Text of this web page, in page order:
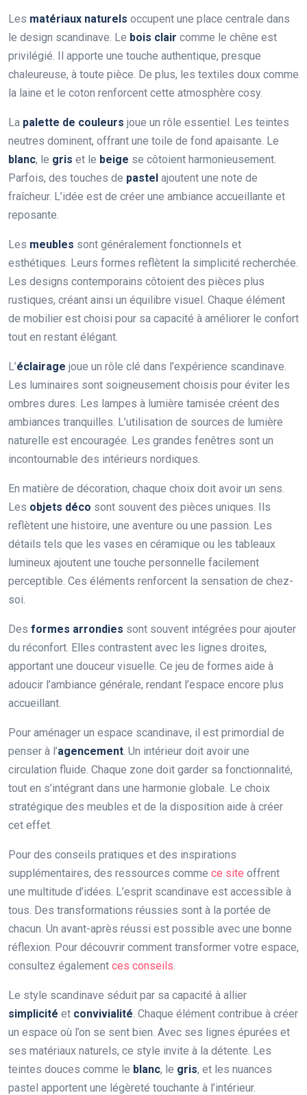
Les matériaux naturels occupent une place centrale dans
le design scandinave. Le bois clair comme le chêne est
privilégié. Il apporte une touche authentique, presque
chaleureuse, à toute pièce. De plus, les textiles doux comme
la laine et le coton renforcent cette atmosphère cosy.
La palette de couleurs joue un rôle essentiel. Les teintes
neutres dominent, offrant une toile de fond apaisante. Le
blanc, le gris et le beige se côtoient harmonieusement.
Parfois, des touches de pastel ajoutent une note de
fraîcheur. L’idée est de créer une ambiance accueillante et
reposante.
Les meubles sont généralement fonctionnels et
esthétiques. Leurs formes reflètent la simplicité recherchée.
Les designs contemporains côtoient des pièces plus
rustiques, créant ainsi un équilibre visuel. Chaque élément
de mobilier est choisi pour sa capacité à améliorer le confort
tout en restant élégant.
L’éclairage joue un rôle clé dans l’expérience scandinave.
Les luminaires sont soigneusement choisis pour éviter les
ombres dures. Les lampes à lumière tamisée créent des
ambiances tranquilles. L’utilisation de sources de lumière
naturelle est encouragée. Les grandes fenêtres sont un
incontournable des intérieurs nordiques.
En matière de décoration, chaque choix doit avoir un sens.
Les objets déco sont souvent des pièces uniques. Ils
reflètent une histoire, une aventure ou une passion. Les
détails tels que les vases en céramique ou les tableaux
lumineux ajoutent une touche personnelle facilement
perceptible. Ces éléments renforcent la sensation de chez-
soi.
Des formes arrondies sont souvent intégrées pour ajouter
du réconfort. Elles contrastent avec les lignes droites,
apportant une douceur visuelle. Ce jeu de formes aide à
adoucir l’ambiance générale, rendant l’espace encore plus
accueillant.
Pour aménager un espace scandinave, il est primordial de
penser à l’agencement . Un intérieur doit avoir une
circulation fluide. Chaque zone doit garder sa fonctionnalité,
tout en s’intégrant dans une harmonie globale. Le choix
stratégique des meubles et de la disposition aide à créer
cet effet.
Pour des conseils pratiques et des inspirations
supplémentaires, des ressources comme ce site offrent
une multitude d’idées. L’esprit scandinave est accessible à
tous. Des transformations réussies sont à la portée de
chacun. Un avant-après réussi est possible avec une bonne
réflexion. Pour découvrir comment transformer votre espace,
consultez également ces conseils
Le style scandinave séduit par sa capacité à allier
simplicité et convivialité . Chaque élément contribue à créer
un espace où l’on se sent bien. Avec ses lignes épurées et
ses matériaux naturels, ce style invite à la détente. Les
teintes douces comme le blanc, le gris, et les nuances
pastel apportent une légèreté touchante à l’intérieur.